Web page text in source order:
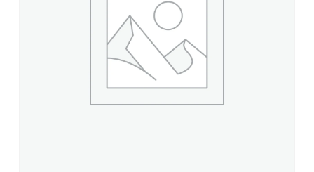
Nom*